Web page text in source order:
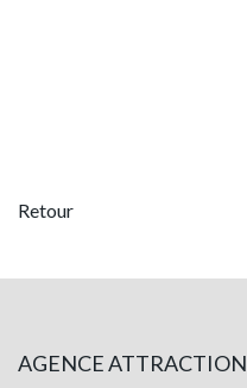
Retour
AGENCE ATTRACTION